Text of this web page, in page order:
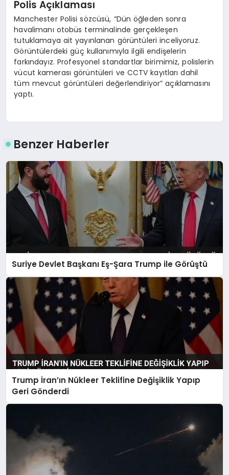
Polis Açıklaması
Manchester Polisi sözcüsü, “Dün öğleden sonra
havalimanı otobüs terminalinde gerçekleşen
tutuklamaya ait yayınlanan görüntüleri inceliyoruz.
Görüntülerdeki güç kullanımıyla ilgili endişelerin
farkındayız. Profesyonel standartlar birimimiz, polislerin
vücut kamerası görüntüleri ve CCTV kayıtları dahil
tüm mevcut görüntüleri değerlendiriyor” açıklamasını
yaptı.
Benzer Haberler
Suriye Devlet Başkanı Eş-Şara Trump ile Görüştü
Trump İran’ın Nükleer Teklifine Değişiklik Yapıp
Geri Gönderdi